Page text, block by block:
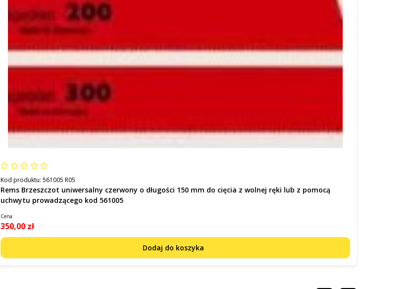
Kod produktu: 561005 R05
Rems Brzeszczot uniwersalny czerwony o długości 150 mm do cięcia z wolnej ręki lub z pomocą
uchwytu prowadzącego kod 561005
Cena
350,00 zł
Dodaj do koszyka